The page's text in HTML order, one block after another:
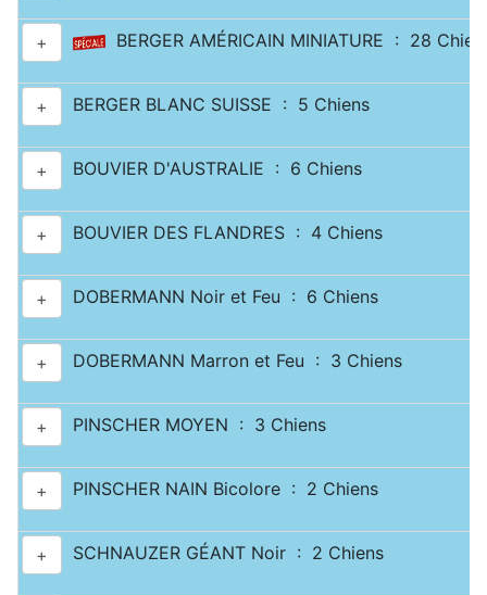
+ BERGER AMÉRICAIN MINIATURE : 28
+ BERGER BLANC SUISSE : 5 Chiens
+ BOUVIER D'AUSTRALIE : 6 Chiens
+ BOUVIER DES FLANDRES : 4 Chiens
+ DOBERMANN Noir et Feu : 6 Chiens
+ DOBERMANN Marron et Feu : 3 Chiens
+ PINSCHER MOYEN : 3 Chiens
+ PINSCHER NAIN Bicolore : 2 Chiens
+ SCHNAUZER GÉANT Noir : 2 Chiens